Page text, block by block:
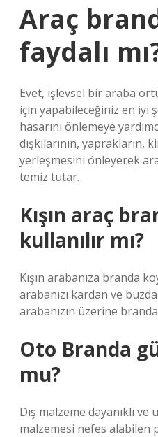
Araç
faydalı
Evet, işlevsel bir araba
için yapabileceğiniz en iyi
hasarını önlemeye
dışkılarının, yaprakların,
yerleşmesini önleyerek
temiz tutar.
Kışın araç
kullanılır mı?
Kışın arabanıza branda
arabanızı kardan ve
arabanızın üzerine
Oto Branda
mu?
Dış malzeme dayanıklı
malzemesi nefes alabilen